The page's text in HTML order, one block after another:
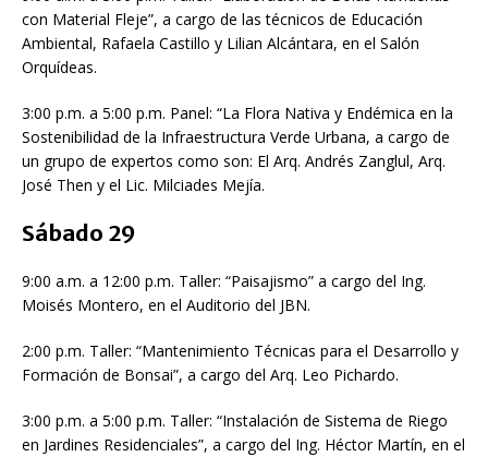
con Material Fleje”, a cargo de las técnicos de Educación
Ambiental, Rafaela Castillo y Lilian Alcántara, en el Salón
Orquídeas.
3:00 p.m. a 5:00 p.m. Panel: “La Flora Nativa y Endémica en la
Sostenibilidad de la Infraestructura Verde Urbana, a cargo de
un grupo de expertos como son: El Arq. Andrés Zanglul, Arq.
José Then y el Lic. Milciades Mejía.
Sábado 29
9:00 a.m. a 12:00 p.m. Taller: “Paisajismo” a cargo del Ing.
Moisés Montero, en el Auditorio del JBN.
2:00 p.m. Taller: “Mantenimiento Técnicas para el Desarrollo y
Formación de Bonsai”, a cargo del Arq. Leo Pichardo.
3:00 p.m. a 5:00 p.m. Taller: “Instalación de Sistema de Riego
en Jardines Residenciales”, a cargo del Ing. Héctor Martín, en el